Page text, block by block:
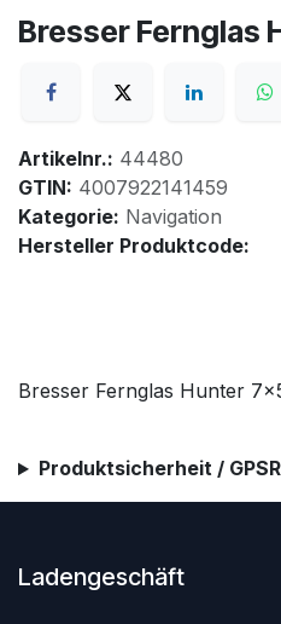
Bresser Fernglas
Artikelnr.: 44480
GTIN: 4007922141459
Kategorie: Navigation
Hersteller Produktcode:
Bresser Fernglas Hunter
Produktsicherheit / GPSR
Ladengeschäft